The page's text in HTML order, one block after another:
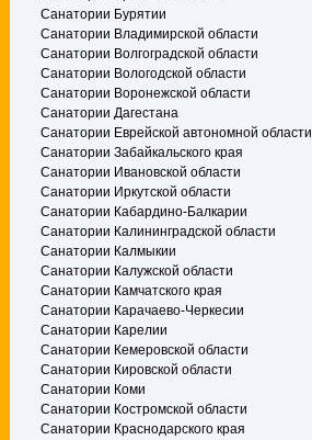
Санатории Бурятии
Санатории Владимирской области
Санатории Волгоградской области
Санатории Вологодской области
Санатории Воронежской области
Санатории Дагестана
Санатории Еврейской автономной области
Санатории Забайкальского края
Санатории Ивановской области
Санатории Иркутской области
Санатории Кабардино-Балкарии
Санатории Калининградской области
Санатории Калмыкии
Санатории Калужской области
Санатории Камчатского края
Санатории Карачаево-Черкесии
Санатории Карелии
Санатории Кемеровской области
Санатории Кировской области
Санатории Коми
Санатории Костромской области
Санатории Краснодарского края